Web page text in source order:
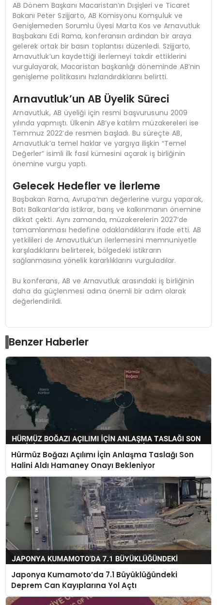
AB Dönem Başkanı Macaristan’ın Dışişleri ve Ticaret
Bakanı Peter Szijjarto, AB Komisyonu Komşuluk ve
Genişlemeden Sorumlu Üyesi Marta Kos ve Arnavutluk
Başbakanı Edi Rama, konferansın ardından bir araya
gelerek ortak bir basın toplantısı düzenledi. Szijjarto,
Arnavutluk’un kaydettiği ilerlemeyi takdir ettiklerini
vurgulayarak, Macaristan başkanlığı döneminde AB’nin
genişleme politikasını hızlandırdıklarını belirtti.
Arnavutluk’un AB Üyelik Süreci
Arnavutluk, AB üyeliği için resmi başvurusunu 2009
yılında yapmıştı. Ülkenin AB’ye katılım müzakereleri ise
Temmuz 2022’de resmen başladı. Bu süreçte AB,
Arnavutluk’a temel haklar ve yargıya ilişkin “Temel
Değerler” isimli ilk fasıl kümesini açarak iş birliğinin
önemine vurgu yaptı.
Gelecek Hedefler ve İlerleme
Başbakan Rama, Avrupa’nın değerlerine vurgu yaparak,
Batı Balkanlar’da istikrar, barış ve kalkınmanın önemine
dikkat çekti. Aynı zamanda, müzakerelerin 2027’de
tamamlanması hedefine odaklandıklarını ifade etti. AB
yetkilileri de Arnavutluk’un ilerlemesini memnuniyetle
karşıladıklarını belirterek, bölgedeki istikrarın
sağlanmasına yönelik kararlılıklarını vurguladılar.
Bu konferans, AB ve Arnavutluk arasındaki iş birliğinin
daha da güçlenmesi adına önemli bir adım olarak
değerlendirildi.
Benzer Haberler
Hürmüz Boğazı Açılımı İçin Anlaşma Taslağı Son
Halini Aldı Hamaney Onayı Bekleniyor
Japonya Kumamoto’da 7.1 Büyüklüğündeki
Deprem Can Kayıplarına Yol Açtı